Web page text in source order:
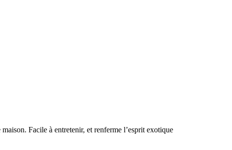
Facile à entretenir, et renferme l’esprit exotique